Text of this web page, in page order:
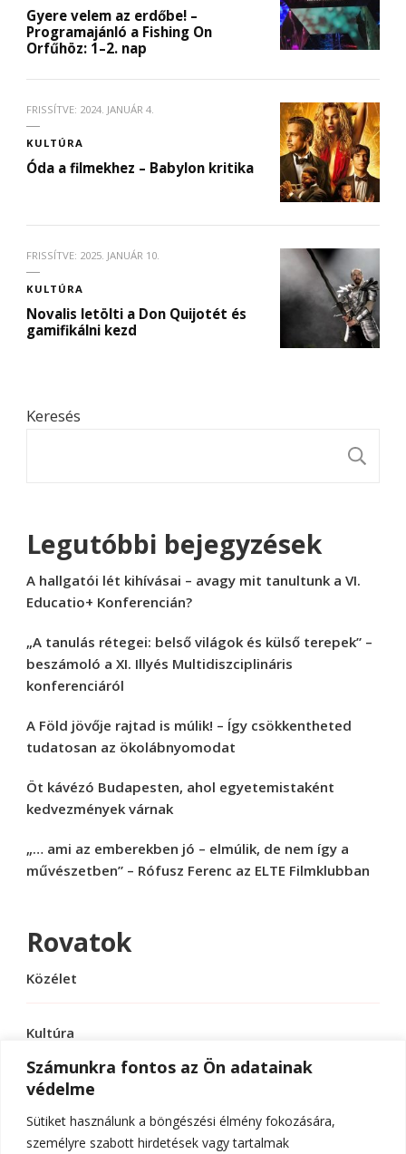
Számunkra fontos az Ön adatainak
védelme
Sütiket használunk a böngészési élmény fokozására,
személyre szabott hirdetések vagy tartalmak
Gyere velem az erdőbe! –
Programajánló a Fishing On
Orfűhöz: 1–2. nap
FRISSÍTVE: 2024. JANUÁR 4.
KULTÚRA
Óda a filmekhez – Babylon kritika
FRISSÍTVE: 2025. JANUÁR 10.
KULTÚRA
Novalis letölti a Don Quijotét és
gamifikálni kezd
Keresés
Legutóbbi bejegyzések
A hallgatói lét kihívásai – avagy mit tanultunk a VI.
Educatio+ Konferencián?
„A tanulás rétegei: belső világok és külső terepek” –
beszámoló a XI. Illyés Multidiszciplináris
konferenciáról
A Föld jövője rajtad is múlik! – Így csökkentheted
tudatosan az ökolábnyomodat
Öt kávézó Budapesten, ahol egyetemistaként
kedvezmények várnak
„… ami az emberekben jó – elmúlik, de nem így a
művészetben” – Rófusz Ferenc az ELTE Filmklubban
Rovatok
Közélet
Kultúra
Sport
Tudomány